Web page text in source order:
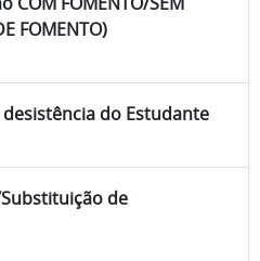
FOMENTO)
do Estudante
de